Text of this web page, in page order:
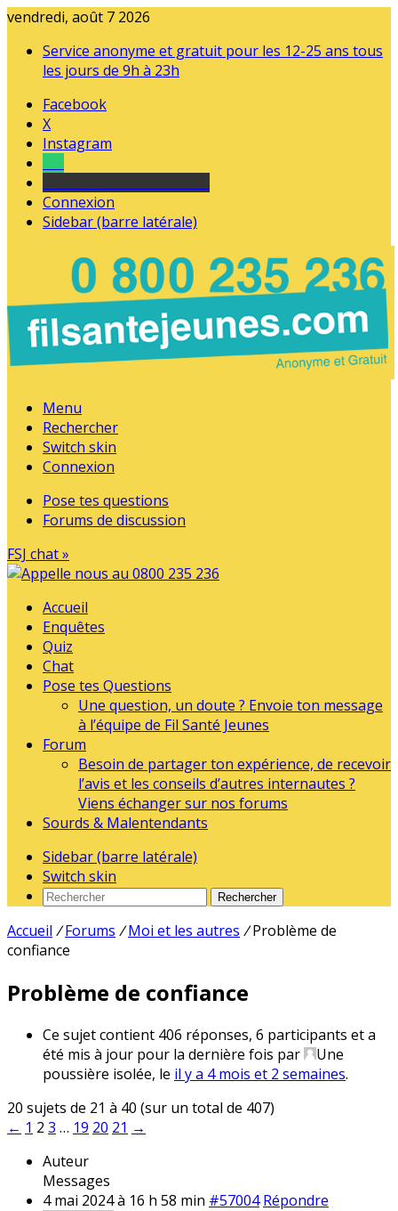
vendredi, août 7 2026
Service anonyme et gratuit pour les 12-25 ans tous
les jours de 9h à 23h
Facebook
X
Instagram
Connexion
Sidebar (barre latérale)
Menu
Rechercher
Switch skin
Connexion
Pose tes questions
Forums de discussion
FSJ chat »
Accueil
Enquêtes
Quiz
Chat
Pose tes Questions
Une question, un doute ? Envoie ton message
à l’équipe de Fil Santé Jeunes
Forum
Besoin de partager ton expérience, de recevoir
l’avis et les conseils d’autres internautes ?
Viens échanger sur nos forums
Sourds & Malentendants
Sidebar (barre latérale)
Switch skin
Rechercher
Accueil / Forums / Moi et les autres / Problème de
confiance
Problème de confiance
Ce sujet contient 406 réponses, 6 participants et a
été mis à jour pour la dernière fois par
Une
poussière isolée, le il y a 4 mois et 2 semaines.
20 sujets de 21 à 40 (sur un total de 407)
← 1 2 3 … 19 20 21 →
Auteur
Messages
4 mai 2024 à 16 h 58 min #57004 Répondre